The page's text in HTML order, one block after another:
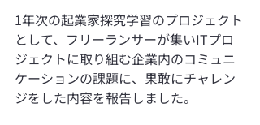
1年次の起業家探究学習のプロジェクト
として、フリーランサーが集いITプロ
ジェクトに取り組む企業内のコミュニ
ケーションの課題に、果敢にチャレン
ジをした内容を報告しました。